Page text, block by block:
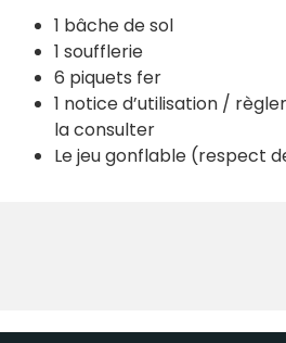
1 bâche de sol
1 soufflerie
6 piquets fer
1 notice d’utilisation /
la consulter
Le jeu gonflable (respect